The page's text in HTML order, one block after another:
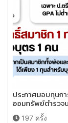
ประกาศมอบทุน
ออมทรัพย์ตำรวจ
197 ครั้ง